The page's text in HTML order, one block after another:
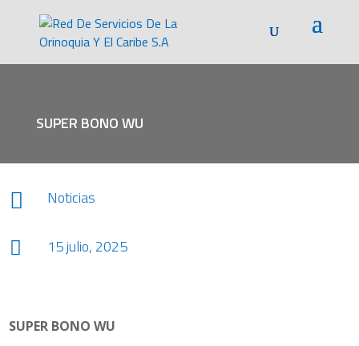
SUPER BONO WU
 Noticias
 15 julio, 2025
SUPER BONO WU